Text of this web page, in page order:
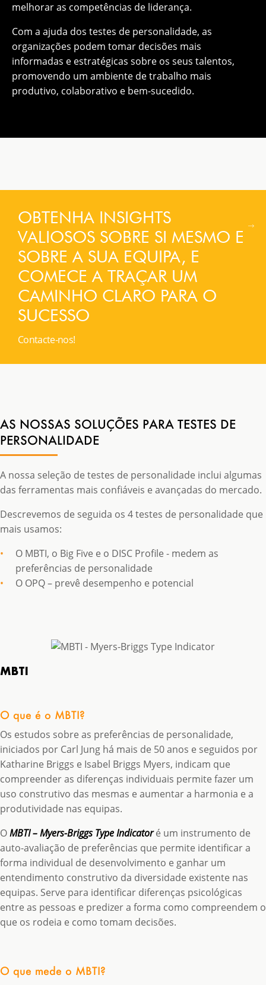
melhorar as competências de liderança.
Com a ajuda dos testes de personalidade, as
organizações podem tomar decisões mais
informadas e estratégicas sobre os seus talentos,
promovendo um ambiente de trabalho mais
produtivo, colaborativo e bem-sucedido.
OBTENHA INSIGHTS
VALIOSOS SOBRE SI MESMO E
SOBRE A SUA EQUIPA, E
COMECE A TRAÇAR UM
CAMINHO CLARO PARA O
SUCESSO
Contacte-nos!
AS NOSSAS SOLUÇÕES PARA TESTES DE
PERSONALIDADE
A nossa seleção de testes de personalidade inclui algumas
das ferramentas mais confiáveis ​​e avançadas do mercado.
Descrevemos de seguida os 4 testes de personalidade que
mais usamos:
O MBTI, o Big Five e o DISC Profile - medem as
preferências de personalidade
O OPQ – prevê desempenho e potencial
MBTI
O que é o MBTI?
Os estudos sobre as preferências de personalidade,
iniciados por Carl Jung há mais de 50 anos e seguidos por
Katharine Briggs e Isabel Briggs Myers, indicam que
compreender as diferenças individuais permite fazer um
uso construtivo das mesmas e aumentar a harmonia e a
produtividade nas equipas.
OMBTI – Myers-Briggs Type Indicatoré um instrumento de
auto-avaliação de preferências que permite identificar a
forma individual de desenvolvimento e ganhar um
entendimento construtivo da diversidade existente nas
equipas. Serve para identificar diferenças psicológicas
entre as pessoas e predizer a forma como compreendem o
que os rodeia e como tomam decisões.
O que mede o MBTI?